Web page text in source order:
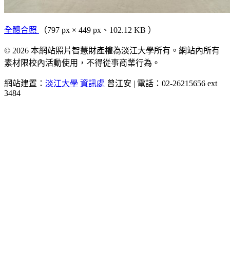
全體合照 （797 px × 449 px、102.12 KB ）
© 2026 本網站照片智慧財產權為淡江大學所有。網站內所有
素材限校內活動使用，不得從事商業行為。
網站建置： 淡江大學 資訊處 曾江安 | 電話：02-26215656 ext
3484